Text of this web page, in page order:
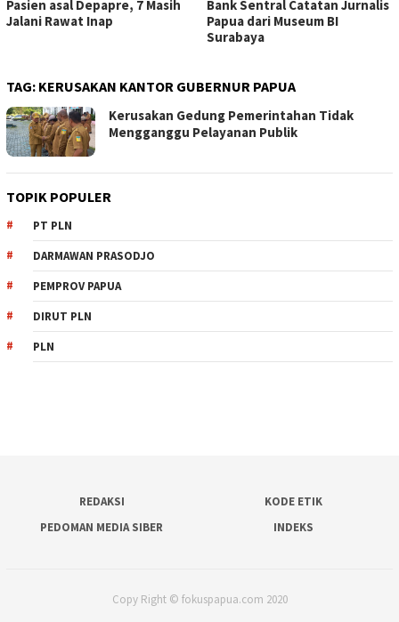
Pasien asal Depapre, 7 Masih
Jalani Rawat Inap
Bank Sentral Catatan Jurnalis
Papua dari Museum BI
Surabaya
TAG: KERUSAKAN KANTOR GUBERNUR PAPUA
Kerusakan Gedung Pemerintahan Tidak
Mengganggu Pelayanan Publik
TOPIK POPULER
PT PLN
DARMAWAN PRASODJO
PEMPROV PAPUA
DIRUT PLN
PLN
REDAKSI
KODE ETIK
PEDOMAN MEDIA SIBER
INDEKS
Copy Right © fokuspapua.com 2020